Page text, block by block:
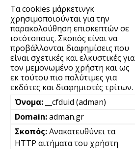
Τα cookies μάρκετινγκ
χρησιμοποιούνται για την
παρακολούθηση επισκεπτών σε
ιστότοπους. Σκοπός είναι να
προβάλλονται διαφημίσεις που
είναι σχετικές και ελκυστικές για
τον μεμονωμένο χρήστη και ως
εκ τούτου πιο πολύτιμες για
εκδότες και διαφημιστές τρίτων.
__cfduid (adman)
adman.gr
Ανακατευθύνει τα
HTTP αιτήματα του χρήστη